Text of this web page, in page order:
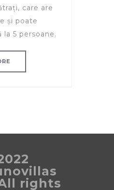
care are
și poate
la 5 persoane.
rights